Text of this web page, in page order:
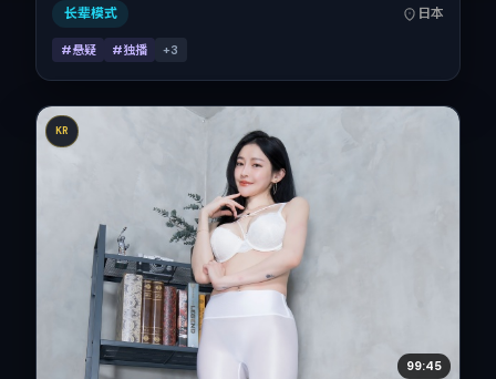
135分钟。
长辈模式 日本
#悬疑 #独播 +3
KR
99:45